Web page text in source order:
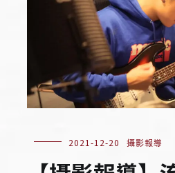
2021-12-20 攝影報導